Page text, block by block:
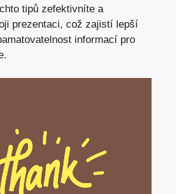
tipů ‍zefektivníte ⁤a
⁤prezentaci, což zajistí lepší
informací pro‌